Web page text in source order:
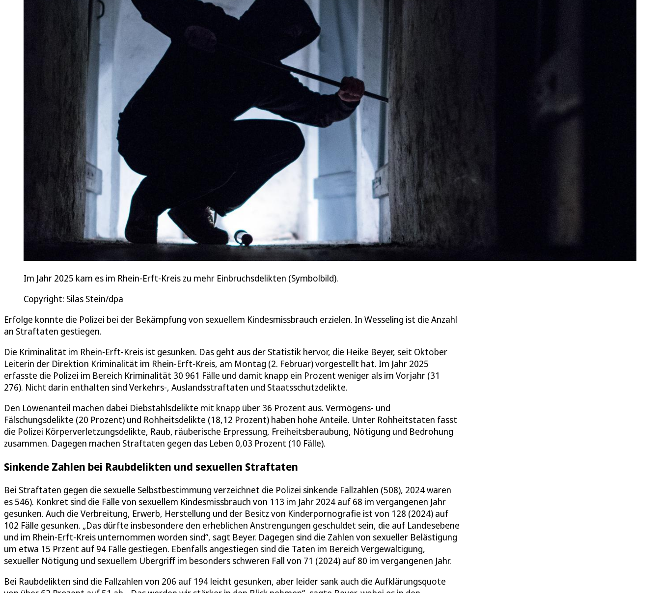
Im Jahr 2025 kam es im Rhein-Erft-Kreis zu mehr Einbruchsdelikten (Symbolbild).
Copyright: Silas Stein/dpa
Erfolge konnte die Polizei bei der Bekämpfung von sexuellem Kindesmissbrauch erzielen. In Wesseling ist die Anzahl
an Straftaten gestiegen.
Die Kriminalität im Rhein-Erft-Kreis ist gesunken. Das geht aus der Statistik hervor, die Heike Beyer, seit Oktober
Leiterin der Direktion Kriminalität im Rhein-Erft-Kreis, am Montag (2. Februar) vorgestellt hat. Im Jahr 2025
erfasste die Polizei im Bereich Kriminalität 30 961 Fälle und damit knapp ein Prozent weniger als im Vorjahr (31
276). Nicht darin enthalten sind Verkehrs-, Auslandsstraftaten und Staatsschutzdelikte.
Den Löwenanteil machen dabei Diebstahlsdelikte mit knapp über 36 Prozent aus. Vermögens- und
Fälschungsdelikte (20 Prozent) und Rohheitsdelikte (18,12 Prozent) haben hohe Anteile. Unter Rohheitstaten fasst
die Polizei Körperverletzungsdelikte, Raub, räuberische Erpressung, Freiheitsberaubung, Nötigung und Bedrohung
zusammen. Dagegen machen Straftaten gegen das Leben 0,03 Prozent (10 Fälle).
Sinkende Zahlen bei Raubdelikten und sexuellen Straftaten
Bei Straftaten gegen die sexuelle Selbstbestimmung verzeichnet die Polizei sinkende Fallzahlen (508), 2024 waren
es 546). Konkret sind die Fälle von sexuellem Kindesmissbrauch von 113 im Jahr 2024 auf 68 im vergangenen Jahr
gesunken. Auch die Verbreitung, Erwerb, Herstellung und der Besitz von Kinderpornografie ist von 128 (2024) auf
102 Fälle gesunken. „Das dürfte insbesondere den erheblichen Anstrengungen geschuldet sein, die auf Landesebene
und im Rhein-Erft-Kreis unternommen worden sind“, sagt Beyer. Dagegen sind die Zahlen von sexueller Belästigung
um etwa 15 Przent auf 94 Fälle gestiegen. Ebenfalls angestiegen sind die Taten im Bereich Vergewaltigung,
sexueller Nötigung und sexuellem Übergriff im besonders schweren Fall von 71 (2024) auf 80 im vergangenen Jahr.
Bei Raubdelikten sind die Fallzahlen von 206 auf 194 leicht gesunken, aber leider sank auch die Aufklärungsquote